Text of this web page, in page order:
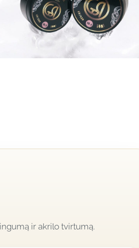
ir akrilo tvirtumą.